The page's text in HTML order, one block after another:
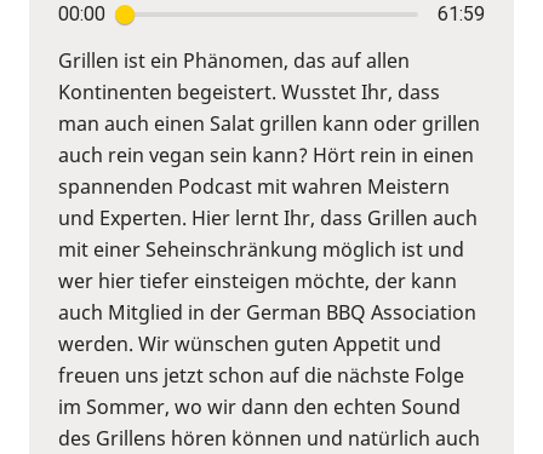
00:00 61:59
Grillen ist ein Phänomen, das auf allen
Kontinenten begeistert. Wusstet Ihr, dass
man auch einen Salat grillen kann oder grillen
auch rein vegan sein kann? Hört rein in einen
spannenden Podcast mit wahren Meistern
und Experten. Hier lernt Ihr, dass Grillen auch
mit einer Seheinschränkung möglich ist und
wer hier tiefer einsteigen möchte, der kann
auch Mitglied in der German BBQ Association
werden. Wir wünschen guten Appetit und
freuen uns jetzt schon auf die nächste Folge
im Sommer, wo wir dann den echten Sound
des Grillens hören können und natürlich auch